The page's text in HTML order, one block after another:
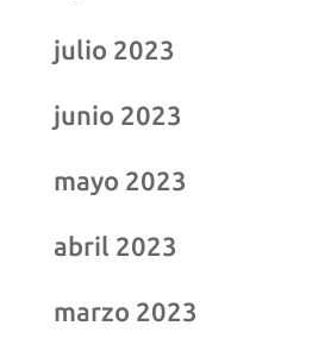
julio 2023
junio 2023
mayo 2023
abril 2023
marzo 2023